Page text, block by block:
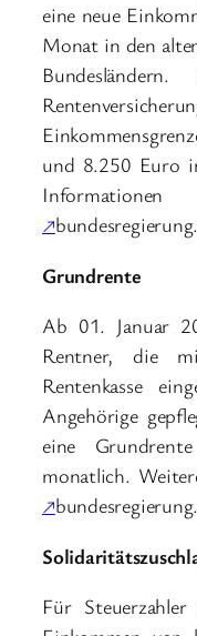
eine neue
Monat in den
und 8.250 Euro
↗
Grundrente
Ab 01. Januar
Rentner, die
Rentenkasse
Angehörige
eine
monatlich.
↗
Für